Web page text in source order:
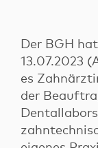
Kontakt
Events
Login
Login für
Der BGH
13.07.2023
es
der